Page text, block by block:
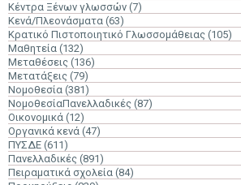
Κέντρα Ξένων γλωσσών (7)
Κενά/Πλεονάσματα (63)
Κρατικό Πιστοποιητικό Γλωσσομάθειας (105)
Μαθητεία (132)
Μεταθέσεις (136)
Μετατάξεις (79)
Νομοθεσία (381)
ΝομοθεσίαΠανελλαδικές (87)
Οικονομικά (12)
Οργανικά κενά (47)
ΠΥΣΔΕ (611)
Πανελλαδικές (891)
Πειραματικά σχολεία (84)